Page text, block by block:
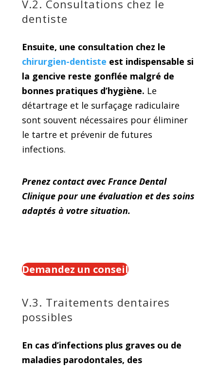
V.2. Consultations chez le
dentiste
Ensuite, une consultation chez le
chirurgien-dentiste est indispensable si
la gencive reste gonflée malgré de
bonnes pratiques d’hygiène. Le
détartrage et le surfaçage radiculaire
sont souvent nécessaires pour éliminer
le tartre et prévenir de futures
infections.
Prenez contact avec France Dental
Clinique pour une évaluation et des soins
adaptés à votre situation.
Demandez un conseil
V.3. Traitements dentaires
possibles
En cas d’infections plus graves ou de
maladies parodontales, des